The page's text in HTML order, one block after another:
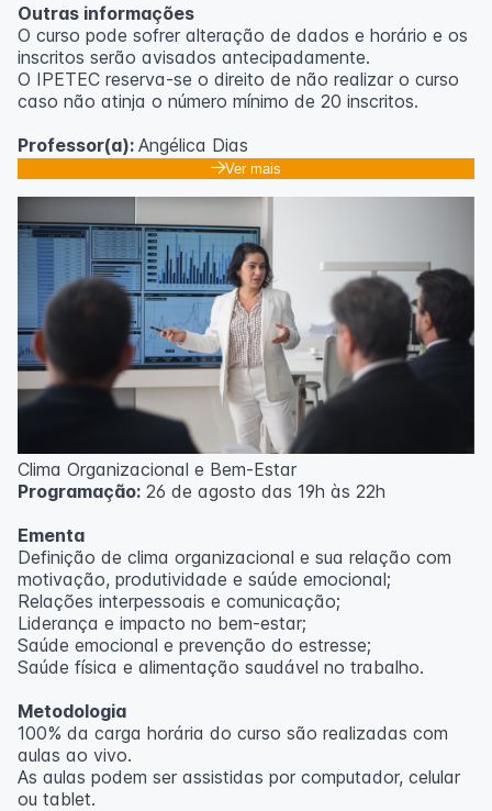
Outras informações
O curso pode sofrer alteração de dados e horário e os
inscritos serão avisados ​​antecipadamente.
O IPETEC reserva-se o direito de não realizar o curso
caso não atinja o número mínimo de 20 inscritos.
Professor(a): Angélica Dias
Ver mais
Clima Organizacional e Bem-Estar
Programação: 26 de agosto das 19h às 22h
Ementa
Definição de clima organizacional e sua relação com
motivação, produtividade e saúde emocional;
Relações interpessoais e comunicação;
Liderança e impacto no bem-estar;
Saúde emocional e prevenção do estresse;
Saúde física e alimentação saudável no trabalho.
Metodologia
100% da carga horária do curso são realizadas com
aulas ao vivo.
As aulas podem ser assistidas por computador, celular
ou tablet.